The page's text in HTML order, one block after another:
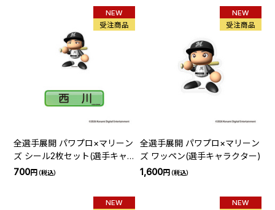
NEW
受注商品
全選手展開 パワプロ×マリーン
ズ シール2枚セット(選手キャ
ラクター)
700円（税込）
NEW
受注商品
全選手展開 パワプロ×マリーン
ズ ワッペン(選手キャラクター)
1,600円（税込）
NEW
NEW